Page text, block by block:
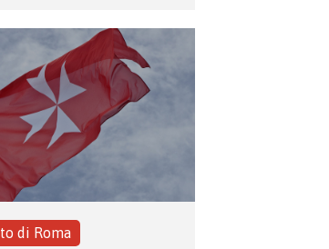
di Roma